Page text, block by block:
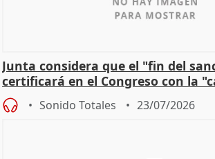
Junta considera que el "fin del
certificará en el Congreso con la
de
Sonido Totales 23/07/2026